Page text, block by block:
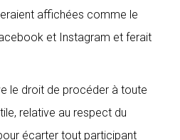
affichées comme le
et Instagram et ferait
le droit de procéder à toute
relative au respect du
écarter tout participant